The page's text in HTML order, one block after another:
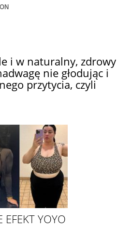
i w naturalny, zdrowy
nie głodując i
przytycia, czyli
EFEKT YOYO